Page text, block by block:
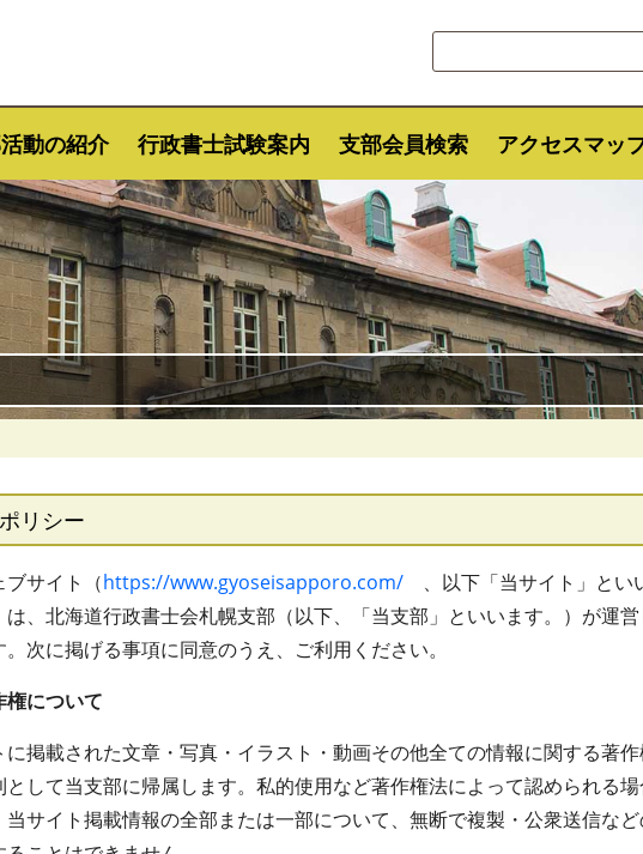
動の紹介 行政書士試験案内 支部会員検索 アクセスマッ
リシー
ブサイト（https://www.gyoseisapporo.com/ 、以下「当サイト」とい
は、北海道行政書士会札幌支部（以下、「当支部」といいます。）が運営
。次に掲げる事項に同意のうえ、ご利用ください。
権について
に掲載された文章・写真・イラスト・動画その他全ての情報に関する著
として当支部に帰属します。私的使用など著作権法によって認められる場
当サイト掲載情報の全部または一部について、無断で複製・公衆送信な